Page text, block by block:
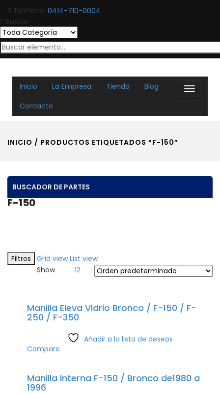
Teléfono: 0414-710-0004
Buscar
Toggle
Inicio La Empresa Tienda
Blog
Contacto
INICIO / PRODUCTOS ETIQUETADOS “F-150”
BUSCADOR DE PARTES
F-150
Filtros Grid view List view
Show
12
Manilla Eleva Vidrio Bronco / F-150 / F-
250 / F-350
Añadir a la lista de deseos
Compare
Manilla Interna F-150 / Bronco de1980 a
1996